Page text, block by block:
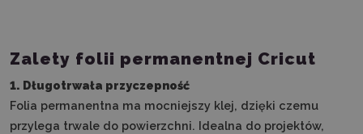
Zalety folii permanentnej Cricut
1. Długotrwała przyczepność
Folia permanentna ma mocniejszy klej, dzięki czemu
przylega trwale do powierzchni. Idealna do projektów,